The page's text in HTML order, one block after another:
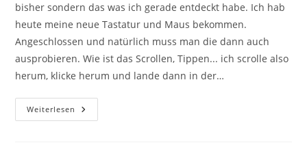
bisher sondern das was ich gerade entdeckt habe. Ich hab
heute meine neue Tastatur und Maus bekommen.
Angeschlossen und natürlich muss man die dann auch
ausprobieren. Wie ist das Scrollen, Tippen... ich scrolle also
herum, klicke herum und lande dann in der…
Weiterlesen Donau2Space.de
–